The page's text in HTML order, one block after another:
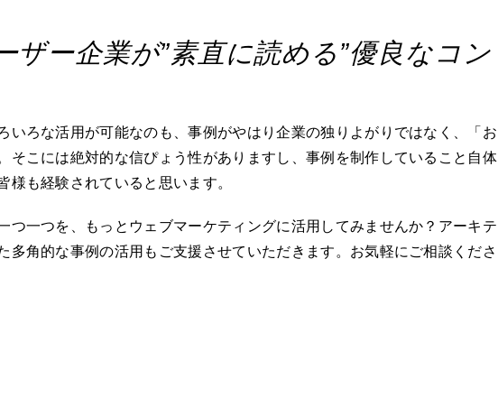
ザー企業が”素直に読める”優良なコン
いろな活用が可能なのも、事例がやはり企業の独りよがりではなく、「お
そこには絶対的な信ぴょう性がありますし、事例を制作していること自体
様も経験されていると思います。
つ一つを、もっとウェブマーケティングに活用してみませんか？アーキテ
多角的な事例の活用もご支援させていただきます。お気軽にご相談くださ